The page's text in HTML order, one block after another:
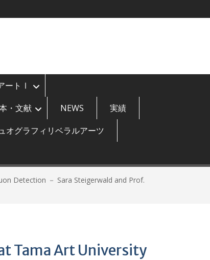
ートⅠ
・文献 NEWS
実績
オグラフィリベラルアーツ
Detection － Sara Steigerwald and Prof.
Tama Art University